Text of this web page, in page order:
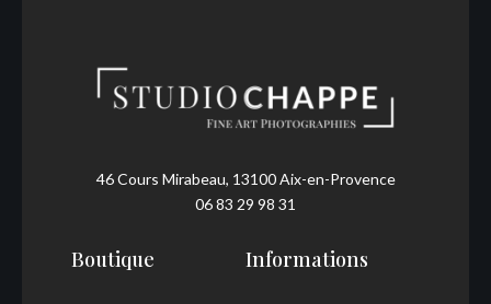
46 Cours Mirabeau, 13100 Aix-en-Provence
06 83 29 98 31
Boutique Informations